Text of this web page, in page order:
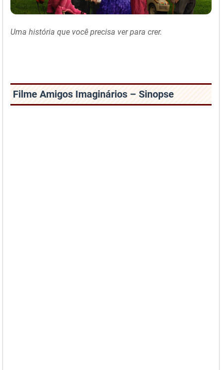
Uma história que você precisa ver para crer.
Filme Amigos Imaginários – Sinopse